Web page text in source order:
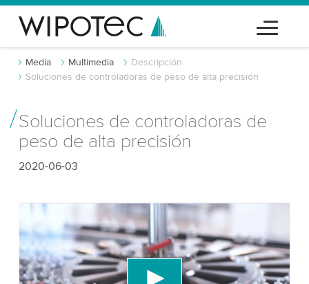
Media Multimedia
Descripción
Soluciones de controladoras de peso de alta precisión
Soluciones de controladoras de
peso de alta precisión
2020-06-03
¡Necesitamos tu consentimiento para
cargar el servicio de video de YouTube!
Utilizamos un servicio de terceros para incrustar
contenido de video que puede recopilar datos